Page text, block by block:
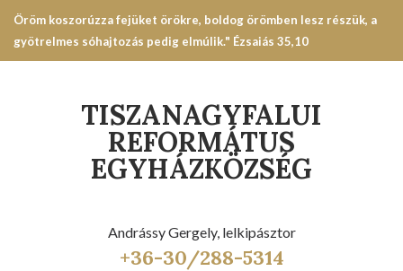
Öröm koszorúzza fejüket örökre, boldog örömben lesz részük, a
gyötrelmes sóhajtozás pedig elmúlik." Ézsaiás 35,10
TISZANAGYFALUI
REFORMÁTUS
EGYHÁZKÖZSÉG
Andrássy Gergely, lelkipásztor
+36-30/288-5314